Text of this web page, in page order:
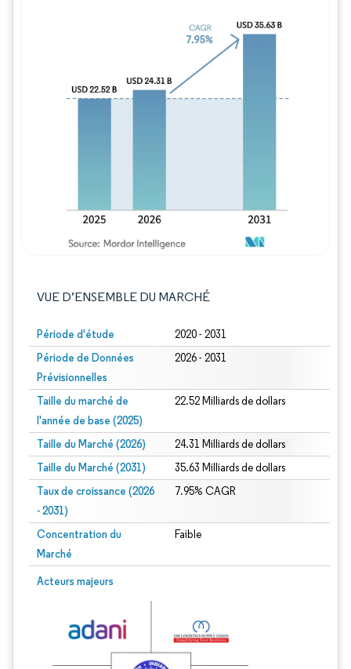
VUE D’ENSEMBLE DU MARCHÉ
Période d'étude 2020 - 2031
Période de Données
Prévisionnelles
2026 - 2031
Taille du marché de
l'année de base (2025)
22.52 Milliards de dollars
Taille du Marché (2026) 24.31 Milliards de dollars
Taille du Marché (2031) 35.63 Milliards de dollars
Taux de croissance (2026
- 2031)
7.95% CAGR
Concentration du
Marché
Faible
Acteurs majeurs
Image © Mordor Intelligence. La réutilisation nécessite une attribution sous CC